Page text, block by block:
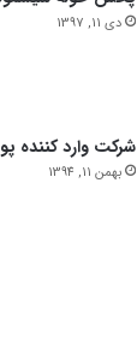
دی 11, 1397
شرکت وارد کننده
بهمن 11, 1394